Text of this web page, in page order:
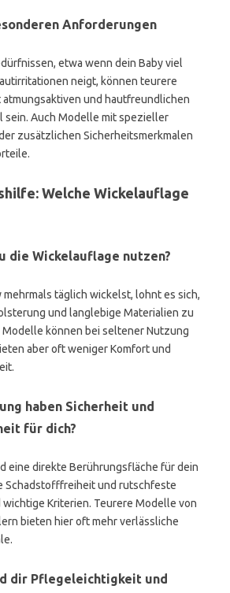
Anforderungen
etwa wenn dein Baby viel
neigt, können teurere
und hautfreundlichen
sein. Auch Modelle mit spezieller
zusätzlichen Sicherheitsmerkmalen
Welche Wickelauflage
die Wickelauflage nutzen?
mehrmals täglich wickelst, lohnt es sich,
und langlebige Materialien zu
Modelle können bei seltener Nutzung
aber oft weniger Komfort und
haben Sicherheit und
für dich?
eine direkte Berührungsfläche für dein
Schadstofffreiheit und rutschfeste
Kriterien. Teurere Modelle von
bieten hier oft mehr verlässliche
dir Pflegeleichtigkeit und